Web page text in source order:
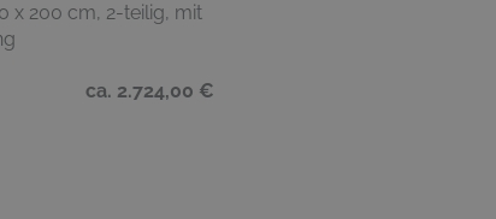
x 200 cm, 2-teilig, mit
ca. 2.724,00 €